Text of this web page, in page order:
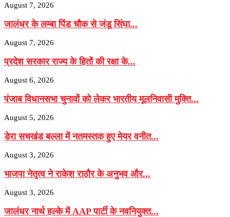
August 7, 2026
जालंधर के लम्बा पिंड चौक से जंडू सिंघा...
August 7, 2026
प्रदेश सरकार राज्य के हितों की रक्षा के...
August 6, 2026
पंजाब विधानसभा चुनावों को लेकर भारतीय मूलनिवासी मुक्ति...
August 5, 2026
डेरा सचखंड बल्ला में नतमस्तक हुए मेयर वनीत...
August 3, 2026
भाजपा नेतृत्व ने राकेश राठौर के अनुभव और...
August 3, 2026
जालंधर नार्थ हल्के में AAP पार्टी के नवनियुक्त...